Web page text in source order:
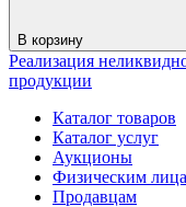
В корзину
Реализация
продукции
Каталог товаров
Каталог услуг
Аукционы
Физическим
Продавцам